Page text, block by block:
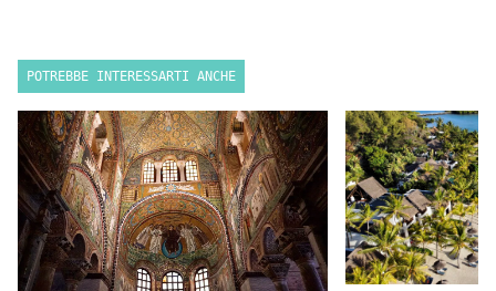
POTREBBE INTERESSARTI ANCHE